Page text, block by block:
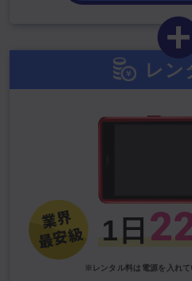
レン
1日
※レンタル料は電源を入れ